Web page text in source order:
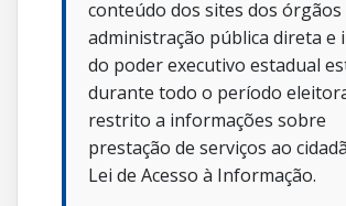
conteúdo dos sites dos órgãos
administração pública direta e
do poder executivo estadual
durante todo o período
restrito a informações sobre
prestação de serviços ao
Lei de Acesso à Informação.